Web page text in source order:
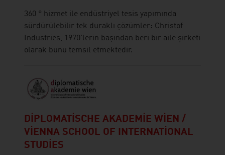
360 ° hizmet ile endüstriyel tesis yapımında
sürdürülebilir tek duraklı çözümler: Christof
Industries, 1970'lerin başından beri bir aile şirketi
olarak bunu temsil etmektedir.
DIPLOMATISCHE AKADEMIE WIEN /
VIENNA SCHOOL OF INTERNATIONAL
STUDIES